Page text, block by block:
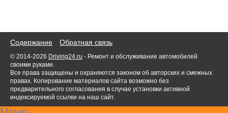
Содержание Обратная связь
© 2014-2026 Driving24.ru - Ремонт и обслуживание автомобилей
своими руками.
Все права защищены и охраняются законом об авторских и смежных
правах. Копирование материалов сайта возможно без
предварительного согласования в случае установки активной
индексируемой ссылки на наш сайт.